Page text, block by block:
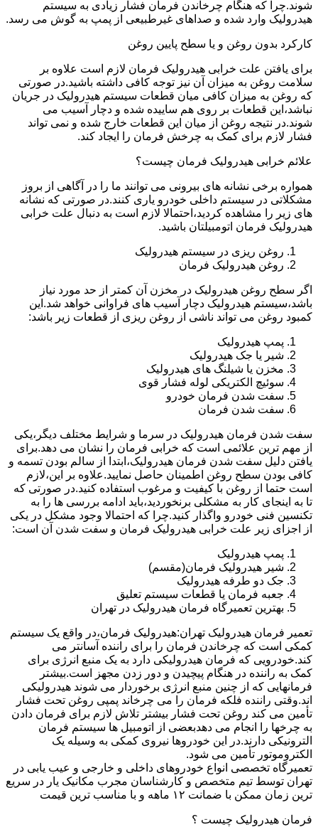
شوند.چرا که هنگام چرخاندن فرمان فشار زیادی به سیستم
هیدرولیک وارد شده و صداهای غیرطبیعی از پمپ به گوش می رسد.
کارکرد بدون روغن و یا سطح پایین روغن
برای یافتن علت خرابی هیدرولیک فرمان لازم است علاوه بر
سلامت روغن به میزان آن نیز توجه کافی داشته باشید.در صورتی
که روغن به میزان کافی میان قطعات سیستم هیدرولیک در جریان
نباشد،این قطعات بر روی هم ساییده شده و دچار آسیب می
شوند.در نتیجه روغن از میان این قطعات خارج شده و نمی تواند
فشار لازم برای کمک به چرخش فرمان را ایجاد کند.
علائم خرابی هیدرولیک فرمان چیست؟
همواره برخی نشانه های بیرونی می توانند ما را در آگاهی از بروز
مشکلاتی در سیستم داخلی خودرو یاری کنند.در صورتی که نشانه
های زیر را مشاهده کردید،احتمالا لازم است به دنبال علت خرابی
هیدرولیک فرمان اتومبیلتان باشید.
روغن ریزی در سیستم هیدرولیک
روغن هیدرولیک فرمان
اگر سطح روغن هیدرولیک در مخزن آن کمتر از حد مورد نیاز
باشد،سیستم هیدرولیک دچار آسیب های فراوانی خواهد شد.این
کمبود روغن می تواند ناشی از روغن ریزی از قطعات زیر باشد:
پمپ هیدرولیک
شیر یا جک هیدرولیک
مخزن یا شیلنگ های هیدرولیک
سوئیچ الکتریکی لوله فشار قوی
سفت شدن فرمان خودرو
سفت شدن فرمان
سفت شدن فرمان هیدرولیک در سرما و شرایط مختلف دیگر،یکی
از مهم ترین علائمی است که خرابی فرمان را نشان می دهد.برای
یافتن دلیل سفت شدن فرمان هیدرولیک،ابتدا از سالم بودن تسمه و
کافی بودن سطح روغن اطمینان حاصل نمایید.علاوه بر این،لازم
است حتما از روغن با کیفیت و مرغوب استفاده کنید.در صورتی که
تا به اینجای کار به مشکلی برنخوردید،باید ادامه بررسی ها را به
تکنسین فنی خودرو واگذار کنید.چرا که احتمالا وجود مشکل در یکی
از اجزای زیر علت خرابی هیدرولیک فرمان و سفت شدن آن است:
پمپ هیدرولیک
شیر هیدرولیک فرمان(مقسم)
جک دو طرفه هیدرولیک
جعبه فرمان یا قطعات سیستم تعلیق
بهترین تعمیرگاه فرمان هیدرولیک در تهران
تعمیر فرمان هیدرولیک تهران:هیدرولیک فرمان،در واقع یک سیستم
کمکی است که چرخاندن فرمان را برای راننده آسانتر می
کند.خودرویی که فرمان هیدرولیکی دارد به یک منبع انرژی برای
کمک به راننده در هنگام پیچیدن و دور زدن مجهز است.بیشتر
فرمانهایی که از چنین منبع انرژی برخوردار می شوند هیدرولیکی
اند.وقتی راننده فلکه فرمان را می چرخاند پمپی روغن تحت فشار
تأمین می کند روغن تحت فشار بیشتر تلاش لازم برای فرمان دادن
به چرخها را انجام می دهدبعضی از اتومبیل ها سیستم فرمان
الترونیکی دارند.در این خودروها نیروی کمکی به وسیله یک
الکتروموتور تأمین می شود.
تعمیرگاه تخصصی انواع خودروهای داخلی و خارجی و عیب یابی در
تهران توسط تیم متخصص و کارشناسان مجرب مکانیک یار در سریع
ترین زمان ممکن با ضمانت ۱۲ ماهه و با مناسب ترین قیمت
فرمان هیدرولیک چیست ؟